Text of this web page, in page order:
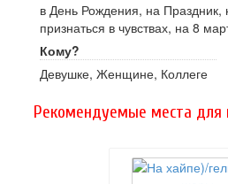
в День Рождения, на Праздник,
признаться в чувствах, на 8
Кому?
Девушке, Женщине, Коллеге
Рекомендуемые места для